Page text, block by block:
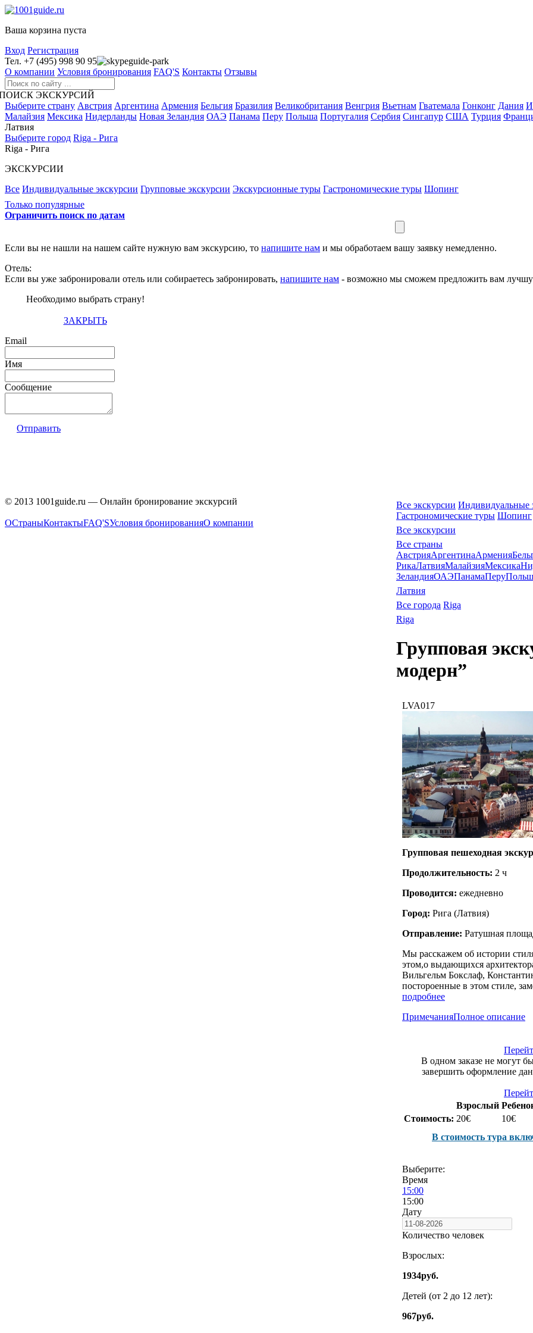
Ваша корзина пуста
Вход Регистрация
Тел. +7 (495) 998 90 95
guide-park
О компании Условия бронирования FAQ'S Контакты Отзывы
ЭКСКУРСИЙ
Выберите страну Австрия Аргентина Армения Бельгия Бразилия Великобритания Венгрия Вьетнам Гватемала Гонконг Дания
Малайзия Мексика Нидерланды Новая Зеландия ОАЭ Панама Перу Польша Португалия Сербия Сингапур США Турция
Латвия
Выберите город Riga - Рига
Riga - Рига
ЭКСКУРСИИ
Все Индивидуальные экскурсии Групповые экскурсии Экскурсионные туры Гастрономические туры Шопинг
Только популярные
Ограничить поиск по датам
Если вы не нашли на нашем сайте нужную вам экскурсию, то напишите нам и мы обработаем вашу заявку немедленно.
Отель:
Если вы уже забронировали отель или собираетесь забронировать, напишите нам - возможно мы сможем предложить вам
Необходимо выбрать страну!
ЗАКРЫТЬ
Email
Имя
Сообщение
Отправить
Все экскурсии Индивидуальные
Гастрономические туры Шопинг
Все экскурсии
Все страны
АвстрияАргентинаАрмения
РикаЛатвияМалайзияМексика
ЗеландияОАЭПанамаПеру
Латвия
Все города Riga
Riga
Групповая
модерн”
LVA017
Групповая пешеходная
Продолжительность: 2 ч
Проводится: ежедневно
Город: Рига (Латвия)
Отправление: Ратушная
Мы расскажем об истории
этом,о выдающихся
Вильгельм Бокслаф,
постороенные в этом стиле,
подробнее
ПримечанияПолное описание
В одном заказе не могут
завершить оформление
Взрослый
Стоимость: 20€ 10€
В стоимость тура
Выберите:
Время
15:00
15:00
Дату
Количество человек
Взрослых:
1934руб.
Детей (от 2 до 12 лет):
967руб.
© 2013 1001guide.ru — Онлайн бронирование экскурсий
ОСтраныКонтактыFAQ'SУсловия бронированияО компании